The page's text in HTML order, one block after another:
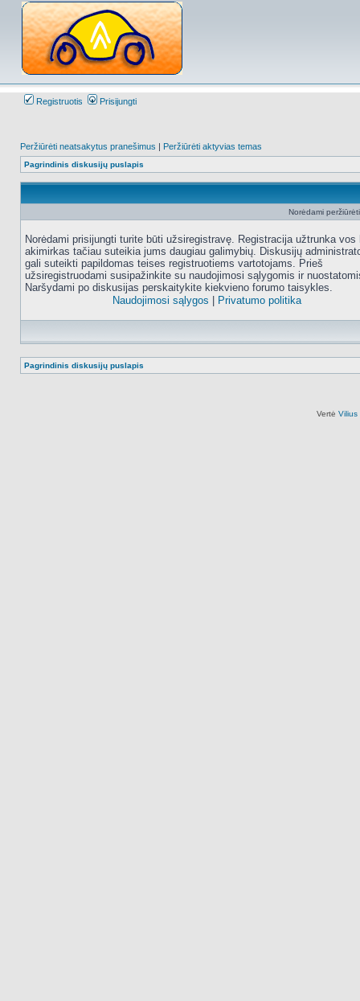
Registruotis Prisijungti
Peržiūrėti neatsakytus pranešimus | Peržiūrėti aktyvias temas
Pagrindinis diskusijų puslapis
Norėdami
Norėdami prisijungti turite būti užsiregistravę. Registracija užtrunka vos
akimirkas tačiau suteikia jums daugiau galimybių. Diskusijų
gali suteikti papildomas teises registruotiems vartotojams. Prieš
užsiregistruodami susipažinkite su naudojimosi sąlygomis ir
Naršydami po diskusijas perskaitykite kiekvieno forumo taisykles.
Naudojimosi sąlygos
Privatumo politika
Pagrindinis diskusijų puslapis
Vertė Vilius